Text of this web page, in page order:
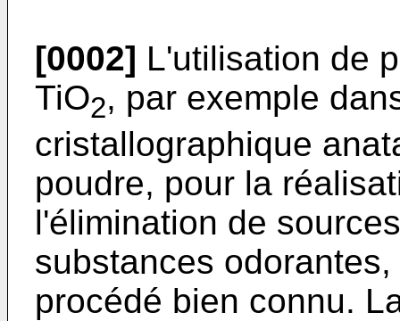
[0002] L'utilisation de
TiO2, par exemple
cristallographique
poudre, pour la
l'élimination de
substances
procédé bien connu.